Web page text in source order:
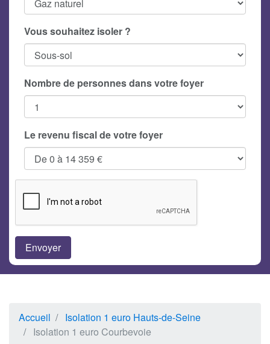
Vous souhaitez isoler ?
Nombre de personnes dans votre foyer
Le revenu fiscal de votre foyer
Accueil
Isolation 1 euro Hauts-de-Seine
Isolation 1 euro Courbevoie